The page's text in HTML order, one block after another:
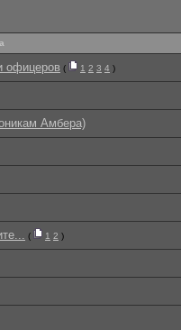
офицеров ( 1 2 3 4 )
Амбера)
( 1 2 )